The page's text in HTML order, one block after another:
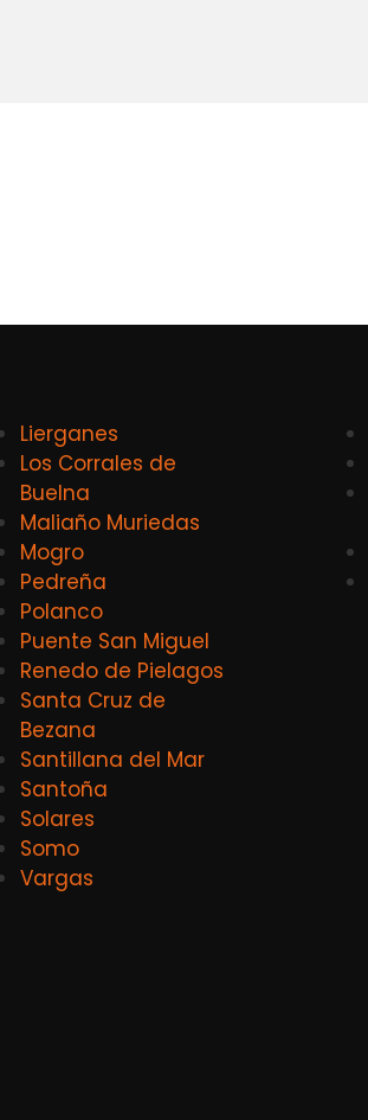
Lierganes
Los Corrales de
Buelna
Maliaño Muriedas
Mogro
Pedreña
Polanco
Puente San Miguel
Renedo de Pielagos
Santa Cruz de
Bezana
Santillana del Mar
Santoña
Solares
Somo
Vargas